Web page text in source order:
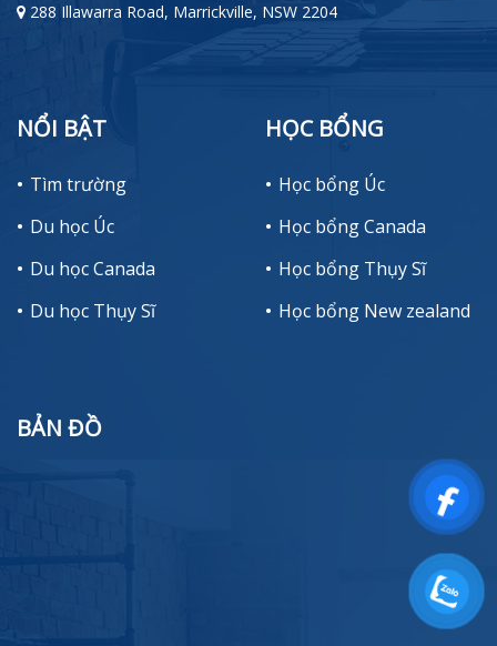
288 Illawarra Road, Marrickville, NSW 2204
NỔI BẬT
Tìm trường
Du học Úc
Du học Canada
Du học Thụy Sĩ
HỌC BỔNG
Học bổng Úc
Học bổng Canada
Học bổng Thụy Sĩ
Học bổng New zealand
BẢN ĐỒ